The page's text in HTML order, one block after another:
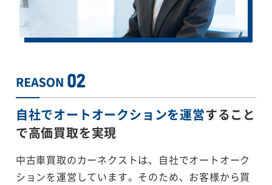
自社でオートオークションを運営すること
で高価買取を実現
中古車買取のカーネクストは、自社でオートオーク
ションを運営しています。そのため、お客様から買